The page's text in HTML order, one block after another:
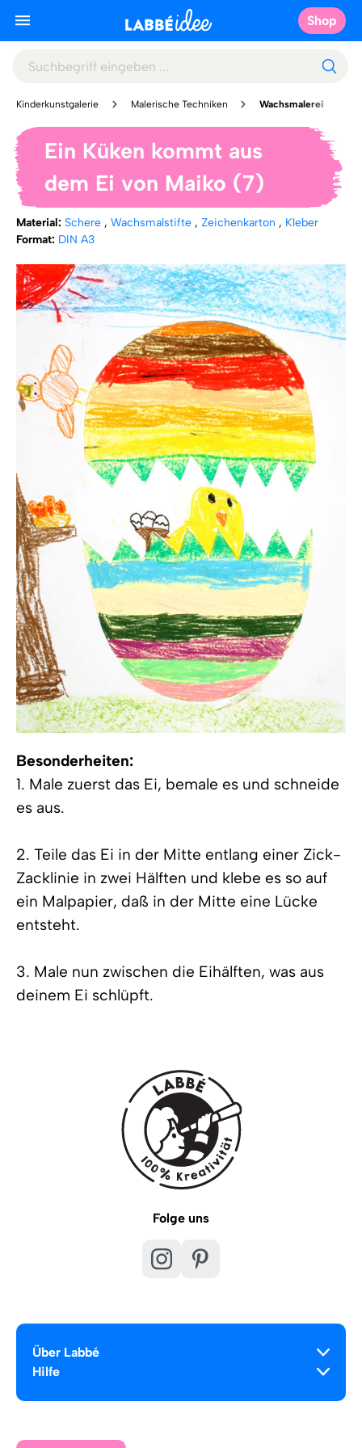
Shop
Kinderkunstgalerie Malerische Techniken Wachsmalerei
Ein Küken kommt aus
dem Ei von Maiko (7)
Material: Schere , Wachsmalstifte , Zeichenkarton , Kleber
Format: DIN A3
Besonderheiten:
1. Male zuerst das Ei, bemale es und schneide
es aus.
2. Teile das Ei in der Mitte entlang einer Zick-
Zacklinie in zwei Hälften und klebe es so auf
ein Malpapier, daß in der Mitte eine Lücke
entsteht.
3. Male nun zwischen die Eihälften, was aus
deinem Ei schlüpft.
Folge uns
Über Labbé
Hilfe